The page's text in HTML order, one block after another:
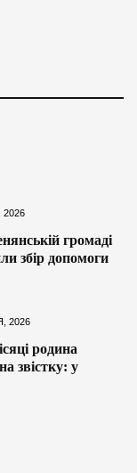
громаді
збір допомоги
2026
родина
звістку: у